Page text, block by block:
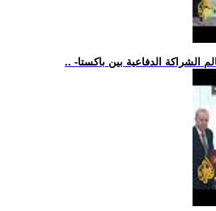
الشراكة الدفاعية بين باكستا